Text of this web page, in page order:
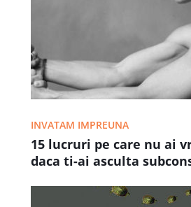
INVATAM IMPREUNA
15 lucruri pe care nu ai
daca ti-ai asculta